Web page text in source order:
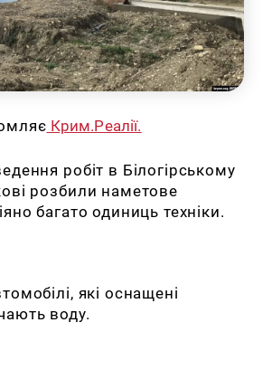
Крим.Реалії.
робіт в Білогірському
розбили наметове
багато одиниць техніки.
які оснащені
воду.